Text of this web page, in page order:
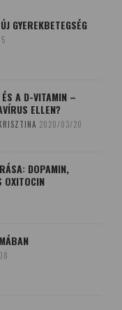
GYEREKBETEGSÉG
A D-VITAMIN –
ELLEN?
2020/03/20
DOPAMIN,
OXITOCIN